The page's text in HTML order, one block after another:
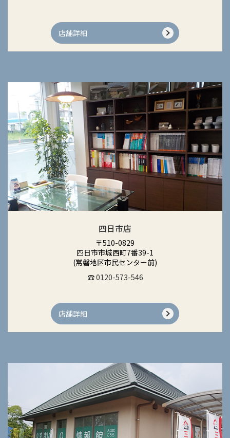
店舗詳細
四日市店
〒510-0829
四日市市城西町7番39-1
(常磐地区市民センター前)
☎ 0120-573-546
店舗詳細